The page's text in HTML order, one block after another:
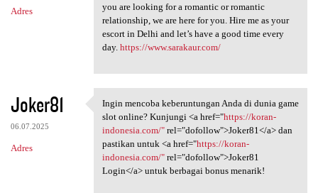
Adres
you are looking for a romantic or romantic
relationship, we are here for you. Hire me as your
escort in Delhi and let’s have a good time every
day. https://www.sarakaur.com/
Joker81
06.07.2025
Adres
Ingin mencoba keberuntungan
Ingin mencoba keberuntungan Anda di dunia game
slot online? Kunjungi <a href="https://koran-
indonesia.com/"rel="dofollow">Joker81</a> dan
pastikan untuk <a href="https://koran-
indonesia.com/"rel="dofollow">Joker81
Login</a> untuk berbagai bonus menarik!